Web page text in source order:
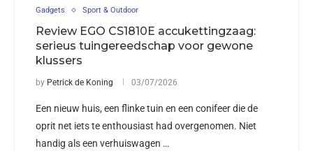
Gadgets Sport & Outdoor
Review EGO CS1810E accukettingzaag:
serieus tuingereedschap voor gewone
klussers
by Petrick de Koning 03/07/2026
Een nieuw huis, een flinke tuin en een conifeer die de
oprit net iets te enthousiast had overgenomen. Niet
handig als een verhuiswagen …